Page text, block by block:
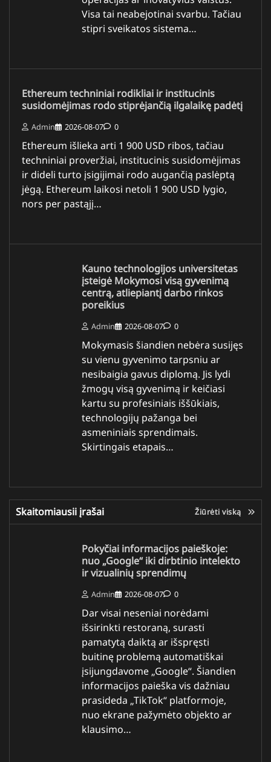
Visa tai neabejotinai svarbu. Tačiau
stipri sveikatos sistema…
Ethereum techniniai rodikliai ir institucinis
susidomėjimas rodo stiprėjančią ilgalaikę padėtį
Admin 2026-08-07 0
Ethereum išlieka arti 1 900 USD ribos, tačiau
techniniai proveržiai, institucinis susidomėjimas
ir dideli turto įsigijimai rodo augančią paslėptą
jėgą. Ethereum laikosi netoli 1 900 USD lygio,
nors per pastąjį…
Kauno technologijos universitetas
įsteigė Mokymosi visą gyvenimą
centrą, atliepiantį darbo rinkos
poreikius
Admin 2026-08-07 0
Mokymasis šiandien nebėra susijęs
su vienu gyvenimo tarpsniu ar
nesibaigia gavus diplomą. Jis lydi
žmogų visą gyvenimą ir keičiasi
kartu su profesiniais iššūkiais,
technologijų pažanga bei
asmeniniais sprendimais.
Skirtingais etapais…
Skaitomiausii įrašai Žiūrėti viską
Pokyčiai informacijos paieškoje:
nuo „Google“ iki dirbtinio intelekto
ir vizualinių sprendimų
Admin 2026-08-07 0
Dar visai neseniai norėdami
išsirinkti restoraną, surasti
pamatytą daiktą ar išspręsti
buitinę problemą automatiškai
įsijungdavome „Google“. Šiandien
informacijos paieška vis dažniau
prasideda „TikTok“ platformoje,
nuo ekrane pažymėto objekto ar
klausimo…